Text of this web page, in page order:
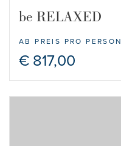
be RELAXED
AB PREIS PRO PERSON
€ 817,00